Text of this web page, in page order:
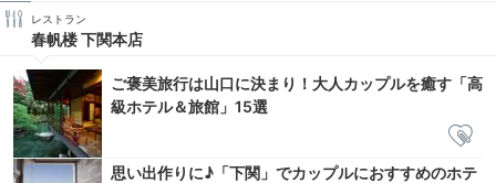
レストラン
春帆楼 下関本店
ご褒美旅行は山口に決まり！大人カップルを癒す「高
級ホテル＆旅館」15選
思い出作りに♪「下関」でカップルにおすすめのホテ